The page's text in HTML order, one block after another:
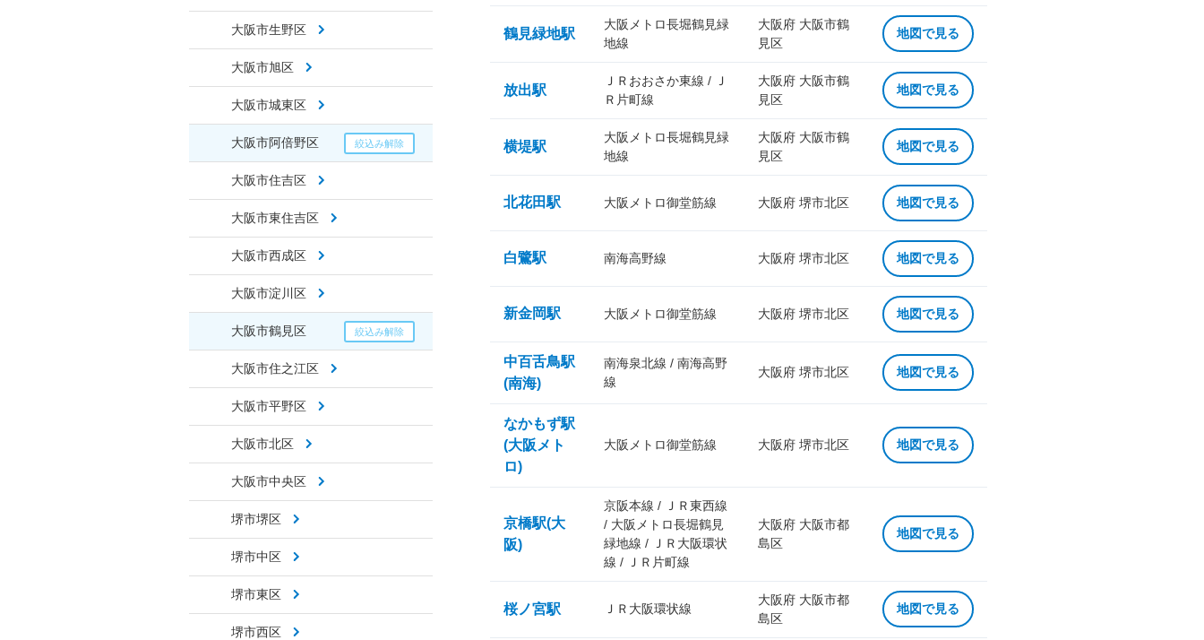
大阪市生野区
大阪市旭区
大阪市城東区
大阪市阿倍野区
大阪市住吉区
大阪市東住吉区
大阪市西成区
大阪市淀川区
大阪市鶴見区
大阪市住之江区
大阪市平野区
大阪市北区
大阪市中央区
堺市堺区
堺市中区
堺市東区
堺市西区
鶴見緑地駅
大阪メトロ長堀鶴見緑
地線
大阪府 大阪市鶴
見区
地図で見る
放出駅
ＪＲおおさか東線 / Ｊ
Ｒ片町線
大阪府 大阪市鶴
見区
地図で見る
横堤駅
大阪メトロ長堀鶴見緑
地線
大阪府 大阪市鶴
見区
地図で見る
北花田駅 大阪メトロ御堂筋線 大阪府 堺市北区 地図で見る
白鷺駅 南海高野線 大阪府 堺市北区 地図で見る
新金岡駅 大阪メトロ御堂筋線 大阪府 堺市北区 地図で見る
中百舌鳥駅
(南海)
南海泉北線 / 南海高野
線
大阪府 堺市北区 地図で見る
なかもず駅
(大阪メト
ロ)
大阪メトロ御堂筋線 大阪府 堺市北区 地図で見る
京橋駅(大
阪)
京阪本線 / ＪＲ東西線
/ 大阪メトロ長堀鶴見
緑地線 / ＪＲ大阪環状
線 / ＪＲ片町線
大阪府 大阪市都
島区
地図で見る
桜ノ宮駅 ＪＲ大阪環状線
大阪府 大阪市都
島区
地図で見る